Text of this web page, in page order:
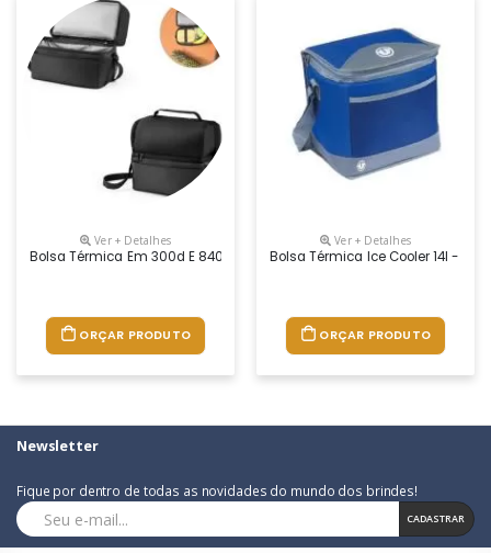
Ver + Detalhes
Bolsa Térmica Em 300d E 840d Jacquard Com Interior Impermeável
ORÇAR PRODUTO
Ver + Detalhes
Bolsa Térmica Ice Cooler 14l -
ORÇAR PRODUTO
Newsletter
Fique por dentro de todas as novidades do mundo dos brindes!
CADASTRAR